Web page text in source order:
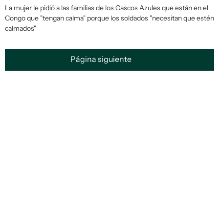
La mujer le pidió a las familias de los Cascos Azules que están en el
Congo que "tengan calma" porque los soldados "necesitan que estén
calmados"
Página siguiente